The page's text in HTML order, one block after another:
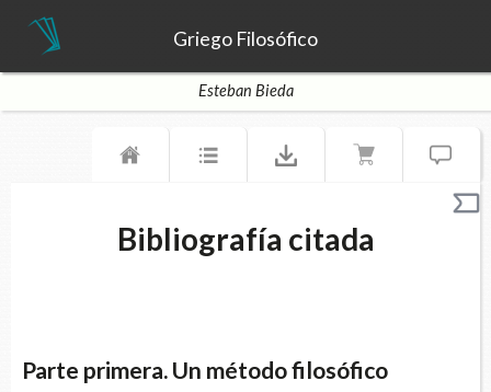
Griego Filosófico
Esteban Bieda
Bibliografía citada
Parte primera. Un método filosófico